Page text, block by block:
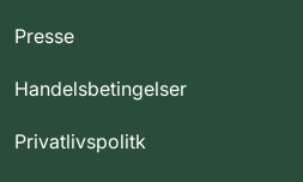
Presse
Handelsbetingelser
Privatlivspolitk